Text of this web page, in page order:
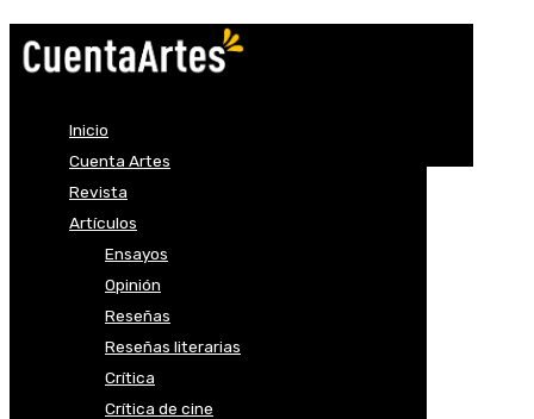
Inicio
Cuenta Artes
Revista
Artículos
Ensayos
Opinión
Reseñas
Reseñas literarias
Crítica
Crítica de cine